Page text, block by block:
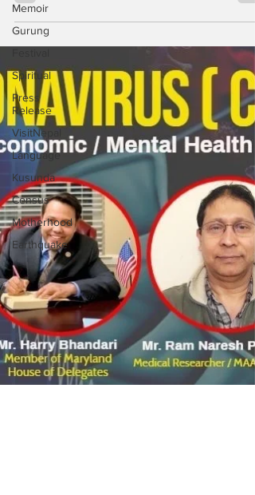
Memoir
Gurung
Spiritual
Press
Release
VisitNepal
Language
Kusunda
Census
Motherhood
Earthquake